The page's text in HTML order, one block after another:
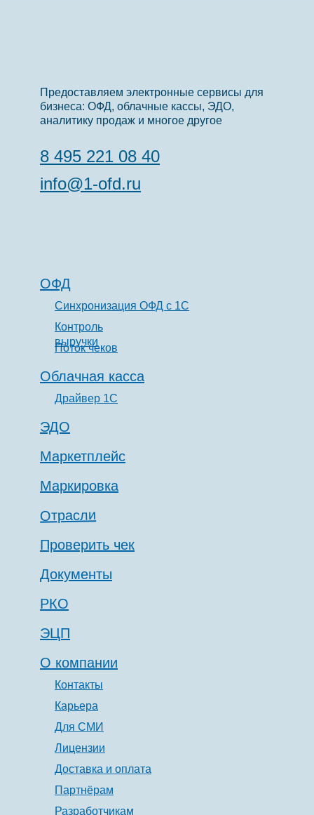
Предоставляем электронные сервисы для
бизнеса: ОФД, облачные кассы, ЭДО,
аналитику продаж и многое другое
8 495 221 08 40
info@1-ofd.ru
Драйвер 1С
Облачная касса
Синхронизация ОФД с 1С
Контроль
выручки
Поток чеков
ОФД
ЭДО
Маркетплейс
Маркировка
ЭЦП
РКО
Документы
Проверить чек
Отрасли
Разработчикам
Партнёрам
Доставка и оплата
Лицензии
Для СМИ
Карьера
Контакты
О компании